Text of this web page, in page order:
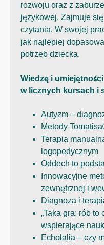
rozwoju oraz z
językowej. Zajmuje
czytania. W swojej
jak najlepiej
potrzeb dziecka.
Wiedzę i
w licznych kursach i
Autyzm –
Metody
Terapia
logopedycznym
Oddech to
Innowacyjne
zewnętrznej i
Diagnoza i
„Taka gra: rób to
wspierające
Echolalia – czy